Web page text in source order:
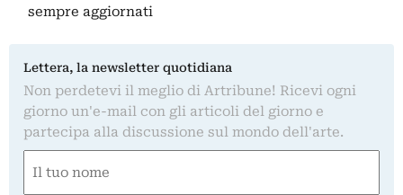
sempre aggiornati
Lettera, la newsletter quotidiana
Non perdetevi il meglio di Artribune! Ricevi ogni
giorno un'e-mail con gli articoli del giorno e
partecipa alla discussione sul mondo dell'arte.
(Required)